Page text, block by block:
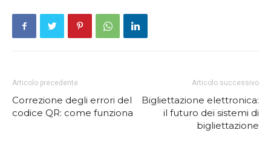
Articolo precedente
Correzione degli errori del
codice QR: come funziona
Articolo successivo
Bigliettazione elettronica:
il futuro dei sistemi di
bigliettazione